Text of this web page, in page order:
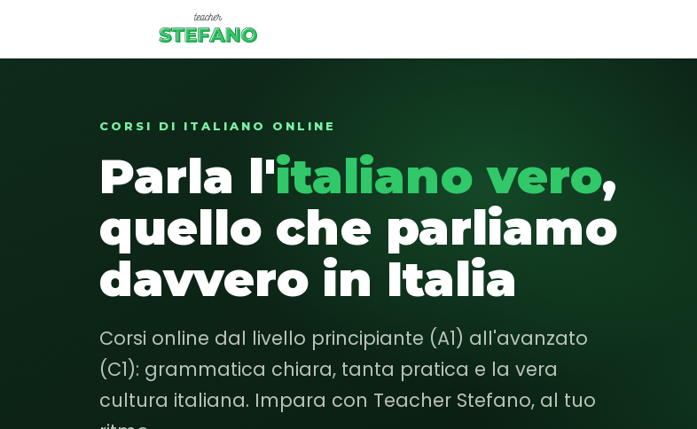
Essenziale
Intermedio
Avanzato
CORSI DI ITALIANO ONLINE
Parla l'italiano vero,
quello che parliamo
davvero in Italia
Corsi online dal livello principiante (A1) all'avanzato
(C1): grammatica chiara, tanta pratica e la vera
cultura italiana. Impara con Teacher Stefano, al tuo